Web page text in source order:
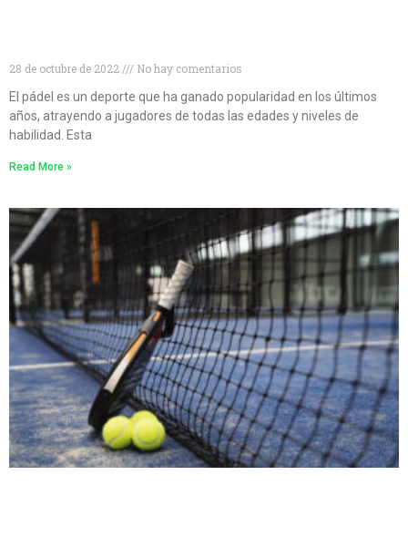
28 de octubre de 2022
No hay comentarios
El pádel es un deporte que ha ganado popularidad en los últimos
años, atrayendo a jugadores de todas las edades y niveles de
habilidad. Esta
Read More »